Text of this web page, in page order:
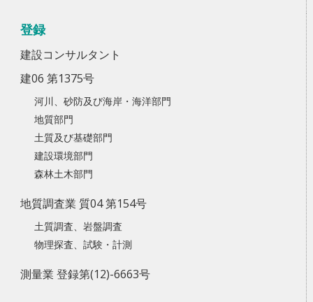
登録
建設コンサルタント
建06 第1375号
河川、砂防及び海岸・海洋部門
地質部門
土質及び基礎部門
建設環境部門
森林土木部門
地質調査業 質04 第154号
土質調査、岩盤調査
物理探査、試験・計測
測量業 登録第(12)-6663号